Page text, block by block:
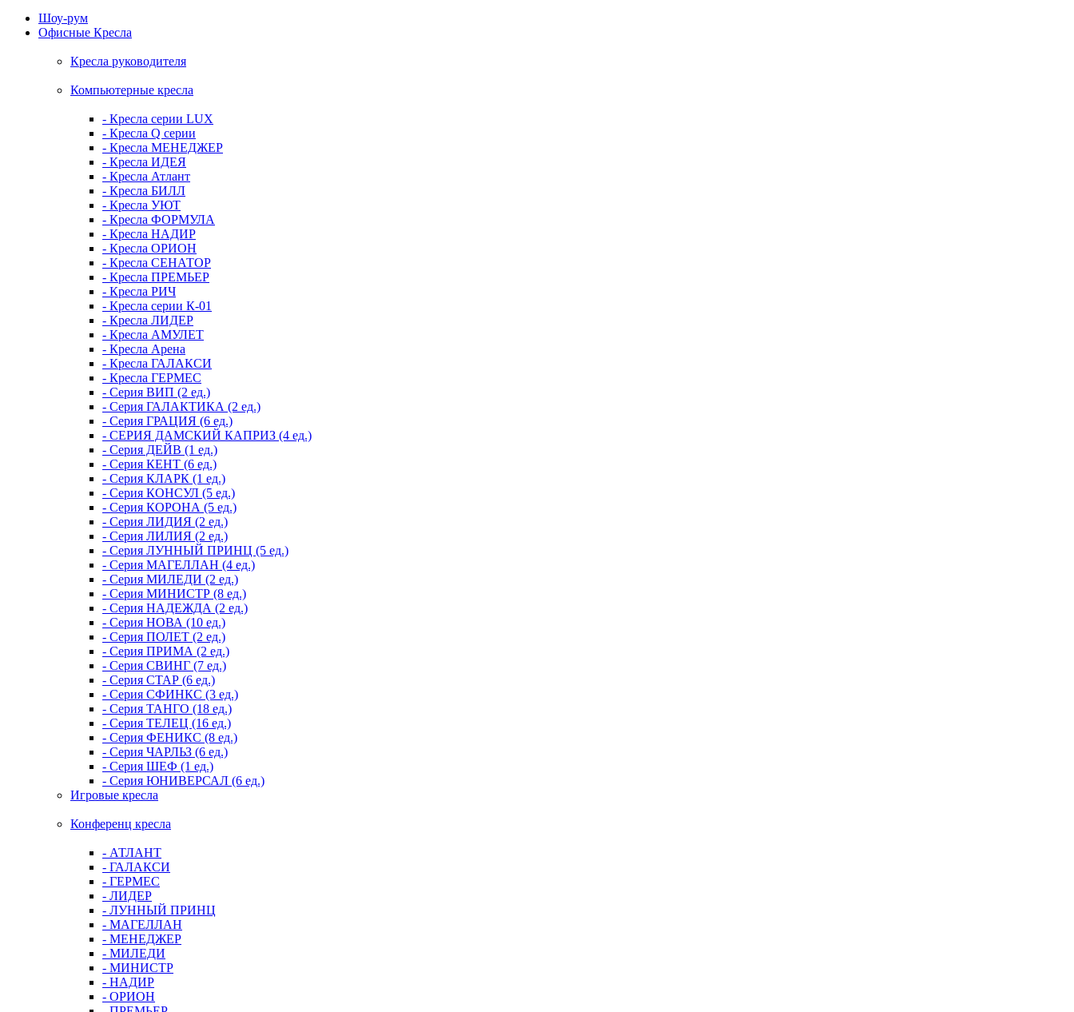
Шоу-рум
Офисные Кресла
Кресла руководителя
Компьютерные кресла
- Кресла серии LUX
- Кресла Q серии
- Кресла МЕНЕДЖЕР
- Кресла ИДЕЯ
- Кресла Атлант
- Кресла БИЛЛ
- Кресла УЮТ
- Кресла ФОРМУЛА
- Кресла НАДИР
- Кресла ОРИОН
- Кресла СЕНАТОР
- Кресла ПРЕМЬЕР
- Кресла РИЧ
- Кресла серии К-01
- Кресла ЛИДЕР
- Кресла АМУЛЕТ
- Кресла Арена
- Кресла ГАЛАКСИ
- Кресла ГЕРМЕС
- Серия ВИП (2 ед.)
- Серия ГАЛАКТИКА (2 ед.)
- Серия ГРАЦИЯ (6 ед.)
- СЕРИЯ ДАМСКИЙ КАПРИЗ (4 ед.)
- Серия ДЕЙВ (1 ед.)
- Серия КЕНТ (6 ед.)
- Серия КЛАРК (1 ед.)
- Серия КОНСУЛ (5 ед.)
- Серия КОРОНА (5 ед.)
- Серия ЛИДИЯ (2 ед.)
- Серия ЛИЛИЯ (2 ед.)
- Серия ЛУННЫЙ ПРИНЦ (5 ед.)
- Серия МАГЕЛЛАН (4 ед.)
- Серия МИЛЕДИ (2 ед.)
- Серия МИНИСТР (8 ед.)
- Серия НАДЕЖДА (2 ед.)
- Серия НОВА (10 ед.)
- Серия ПОЛЕТ (2 ед.)
- Серия ПРИМА (2 ед.)
- Серия СВИНГ (7 ед.)
- Серия СТАР (6 ед.)
- Серия СФИНКС (3 ед.)
- Серия ТАНГО (18 ед.)
- Серия ТЕЛЕЦ (16 ед.)
- Серия ФЕНИКС (8 ед.)
- Серия ЧАРЛЬЗ (6 ед.)
- Серия ШЕФ (1 ед.)
- Серия ЮНИВЕРСАЛ (6 ед.)
Игровые кресла
Конференц кресла
- АТЛАНТ
- ГАЛАКСИ
- ГЕРМЕС
- ЛИДЕР
- ЛУННЫЙ ПРИНЦ
- МАГЕЛЛАН
- МЕНЕДЖЕР
- МИЛЕДИ
- МИНИСТР
- НАДИР
- ОРИОН